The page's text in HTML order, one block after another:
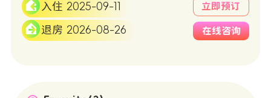
入住 2025-09-11
退房 2026-08-26
立即预订
在线咨询